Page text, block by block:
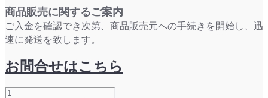
商品販売に関するご案内
ご入金を確認でき次第、商品販売元への手続きを開始し、迅
速に発送を致します。
お問合せはこちら
ESP